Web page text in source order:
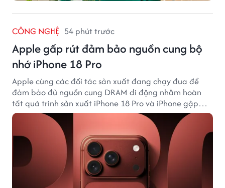
CÔNG NGHỆ 54 phút trước
Apple gấp rút đảm bảo nguồn cung bộ
nhớ iPhone 18 Pro
Apple cùng các đối tác sản xuất đang chạy đua để
đảm bảo đủ nguồn cung DRAM di động nhằm hoàn
tất quá trình sản xuất iPhone 18 Pro và iPhone gập
đầu tiên.